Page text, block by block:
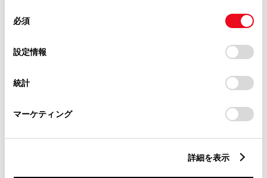
デバイスにすべてのCookie(クッキー)が保存されることに同
意したことになります。Cookie(クッキー)のオプトアウト、
設定の変更、同意を撤回したりするにあたっては、当社の
「Cookie（クッキー）情報の取り扱いについて
」をご覧くだ
必須
設定情報
統計
マーケティング
詳細を表示
必須 ご希望の連絡方法
Eメール